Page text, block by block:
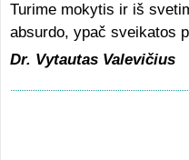
Turime mokytis ir iš
absurdo, ypač sveikatos
Dr. Vytautas Valevičius